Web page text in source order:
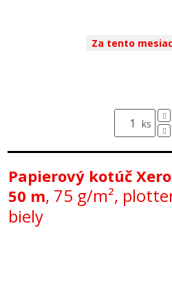
Za tento
ks
Papierový kotúč
50 m, 75 g/m²,
biely